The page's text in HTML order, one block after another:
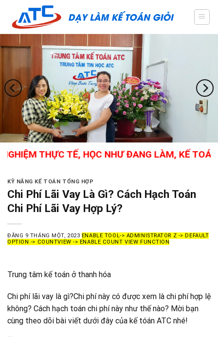
content
THỰC TẾ, HỌC NHƯ ĐANG LÀM, KẾ TOÁN
KỸ NĂNG KẾ TOÁN TỔNG HỢP
Chi Phí Lãi Vay Là Gì? Cách Hạch Toán
Chi Phí Lãi Vay Hợp Lý?
ĐĂNG 9 THÁNG MỘT, 2023 ENABLE TOOL-> ADMINISTRATOR Z -> DEFAULT
OPTION -> COUNTVIEW -> ENABLE COUNT VIEW FUNCTION
Trung tâm kế toán ở thanh hóa
Chi phí lãi vay là gì?Chi phí này có được xem là chi phí hợp lệ
không? Cách hạch toán chi phí này như thế nào? Mời bạn
cùng theo dõi bài viết dưới đây của kế tóán ATC nhé!